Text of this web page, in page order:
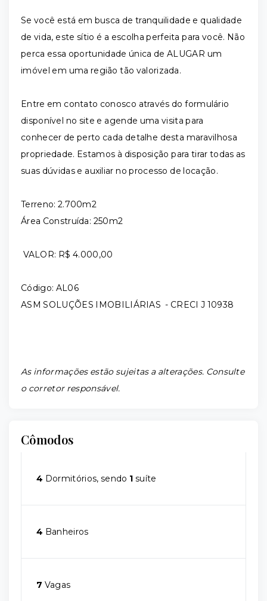
Se você está em busca de tranquilidade e qualidade
de vida, este sítio é a escolha perfeita para você. Não
perca essa oportunidade única de ALUGAR um
imóvel em uma região tão valorizada.
Entre em contato conosco através do formulário
disponível no site e agende uma visita para
conhecer de perto cada detalhe desta maravilhosa
propriedade. Estamos à disposição para tirar todas as
suas dúvidas e auxiliar no processo de locação.
Terreno: 2.700m2
Área Construída: 250m2
VALOR: R$ 4.000,00
Código: AL06
ASM SOLUÇÕES IMOBILIÁRIAS - CRECI J 10938
As informações estão sujeitas a alterações. Consulte
o corretor responsável.
Cômodos
4 Dormitórios, sendo 1 suíte
4 Banheiros
7 Vagas